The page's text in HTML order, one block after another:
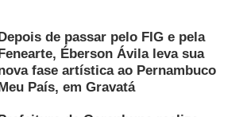
de passar pelo FIG e pela
Éberson Ávila leva sua
fase artística ao Pernambuco
País, em Gravatá